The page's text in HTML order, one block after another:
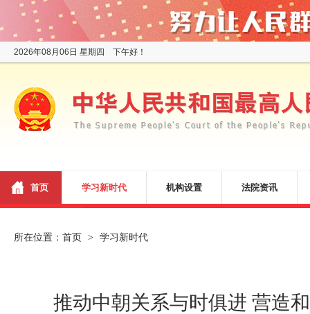
2026年08月06日 星期四 下午好！
首页 学习新时代 机构设置 法院资讯
所在位置： 首页 > 学习新时代
推动中朝关系与时俱进 营造